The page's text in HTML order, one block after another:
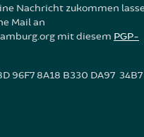
Nachricht zukommen
Mail an
mit diesem PGP-
96F7 8A18 B330 DA97 34B7